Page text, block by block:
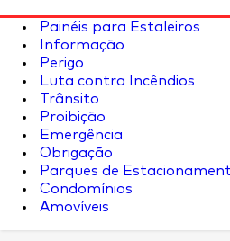
Painéis para Estaleiros
Informação
Perigo
Luta contra Incêndios
Trânsito
Proibição
Emergência
Obrigação
Parques de
Condomínios
Amovíveis